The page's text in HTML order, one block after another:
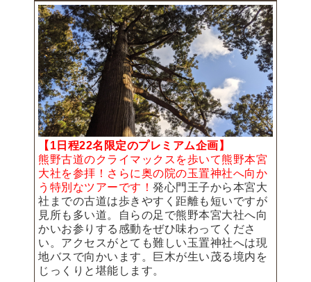
【1日程22名限定のプレミアム企画】
熊野古道のクライマックスを歩いて熊野本宮
大社を参拝！さらに奥の院の玉置神社へ向か
う特別なツアーです！ 発心門王子から本宮大
社までの古道は歩きやすく距離も短いですが
見所も多い道。自らの足で熊野本宮大社へ向
かいお参りする感動をぜひ味わってくださ
い。アクセスがとても難しい玉置神社へは現
地バスで向かいます。巨木が生い茂る境内を
じっくりと堪能します。